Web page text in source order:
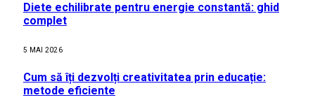
Diete echilibrate pentru energie constantă: ghid
complet
5 MAI 2026
Cum să îți dezvolți creativitatea prin educație:
metode eficiente